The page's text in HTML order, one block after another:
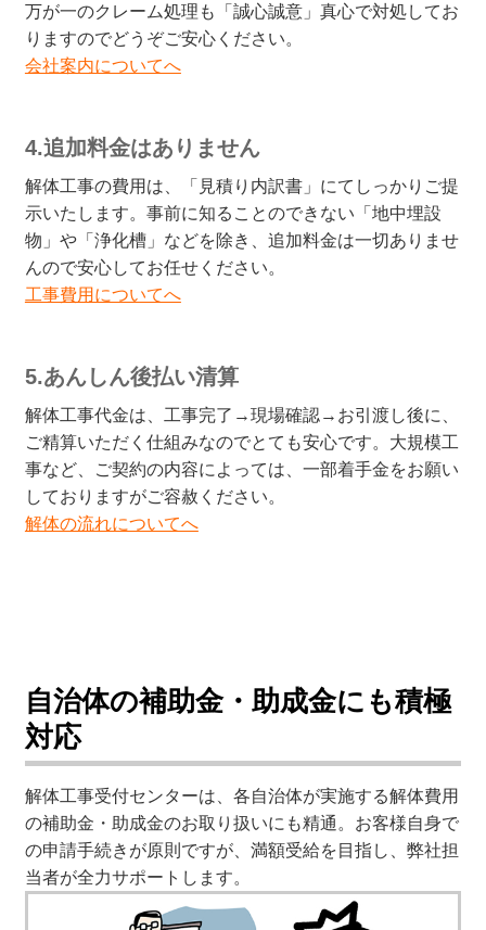
万が一のクレーム処理も「誠心誠意」真心で対処してお
りますのでどうぞご安心ください。
会社案内についてへ
4.追加料金はありません
解体工事の費用は、「見積り内訳書」にてしっかりご提
示いたします。事前に知ることのできない「地中埋設
物」や「浄化槽」などを除き、追加料金は一切ありませ
んので安心してお任せください。
工事費用についてへ
5.あんしん後払い清算
解体工事代金は、工事完了→現場確認→お引渡し後に、
ご精算いただく仕組みなのでとても安心です。大規模工
事など、ご契約の内容によっては、一部着手金をお願い
しておりますがご容赦ください。
解体の流れについてへ
自治体の補助金・助成金にも積極
対応
解体工事受付センターは、各自治体が実施する解体費用
の補助金・助成金のお取り扱いにも精通。お客様自身で
の申請手続きが原則ですが、満額受給を目指し、弊社担
当者が全力サポートします。